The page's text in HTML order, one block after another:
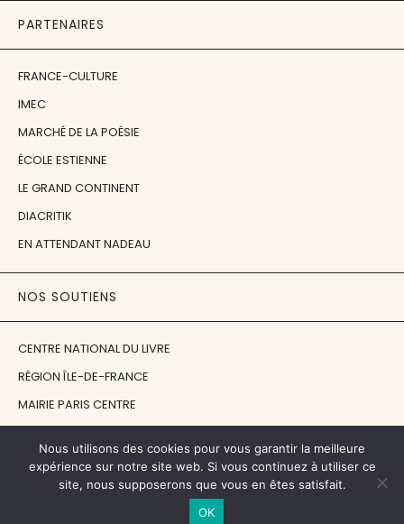
PARTENAIRES
FRANCE-CULTURE
IMEC
MARCHÉ DE LA POÉSIE
ÉCOLE ESTIENNE
LE GRAND CONTINENT
DIACRITIK
EN ATTENDANT NADEAU
NOS SOUTIENS
CENTRE NATIONAL DU LIVRE
RÉGION ÎLE-DE-FRANCE
MAIRIE PARIS CENTRE
FONDATION JAN MICHALSKI
© 1998 - 2026, ENT'REVUES
Nous utilisons des cookies pour vous garantir la meilleure
expérience sur notre site web. Si vous continuez à utiliser ce
site, nous supposerons que vous en êtes satisfait.
OK